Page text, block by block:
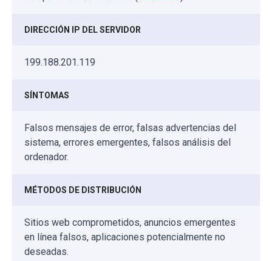
DIRECCIÓN IP DEL SERVIDOR
199.188.201.119
SÍNTOMAS
Falsos mensajes de error, falsas advertencias del
sistema, errores emergentes, falsos análisis del
ordenador.
MÉTODOS DE DISTRIBUCIÓN
Sitios web comprometidos, anuncios emergentes
en línea falsos, aplicaciones potencialmente no
deseadas.